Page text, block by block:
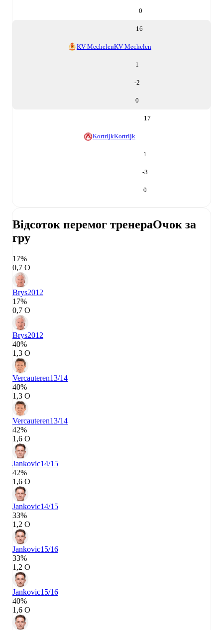
0
16
KV MechelenKV Mechelen
1
-2
0
17
KortrijkKortrijk
1
-3
0
Відсоток перемог тренераОчок за
гру
17%
0,7 О
Brys2012
17%
0,7 О
Brys2012
40%
1,3 О
Vercauteren13/14
40%
1,3 О
Vercauteren13/14
42%
1,6 О
Jankovic14/15
42%
1,6 О
Jankovic14/15
33%
1,2 О
Jankovic15/16
33%
1,2 О
Jankovic15/16
40%
1,6 О